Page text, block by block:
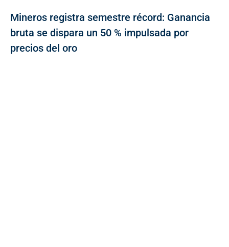
Mineros registra semestre récord: Ganancia
bruta se dispara un 50 % impulsada por
precios del oro